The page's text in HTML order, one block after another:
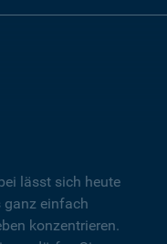
lässt sich heute
ganz einfach
konzentrieren.